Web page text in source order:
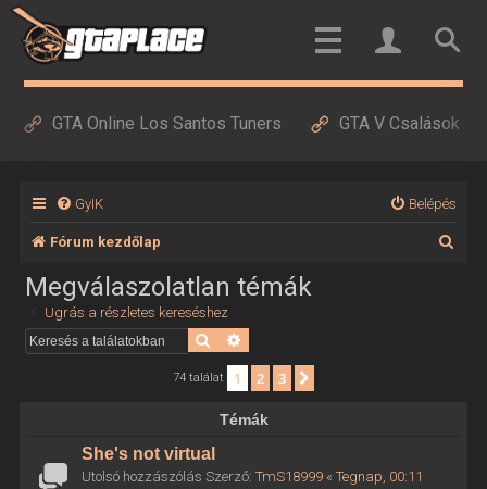
GTA Online Los Santos Tuners GTA V Csalások
GyIK Belépés
Fórum kezdőlap
Megválaszolatlan témák
Ugrás a részletes kereséshez
Keresés
74 találat 1 2 3
Témák
She's not virtual
Utolsó hozzászólás Szerző: TmS18999« Tegnap, 00:11